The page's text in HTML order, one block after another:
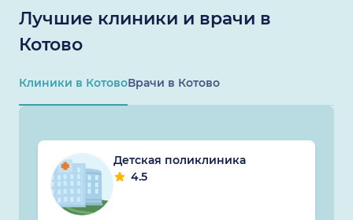
Лучшие клиники и врачи в
Котово
Клиники в КотовоВрачи в Котово
Детская поликлиника
4.5